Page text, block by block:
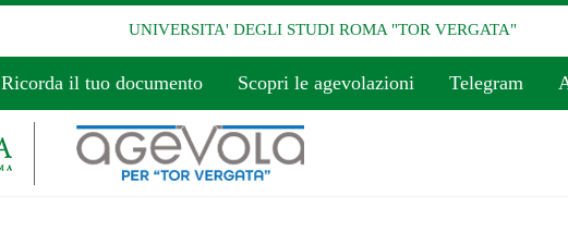
UNIVERSITA' DEGLI STUDI ROMA "TOR VERGATA"
Ricorda il tuo documento Scopri le agevolazioni Telegram